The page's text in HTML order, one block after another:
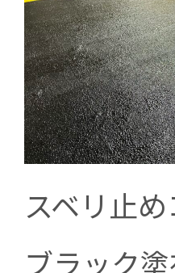
スベリ止め
ブラック